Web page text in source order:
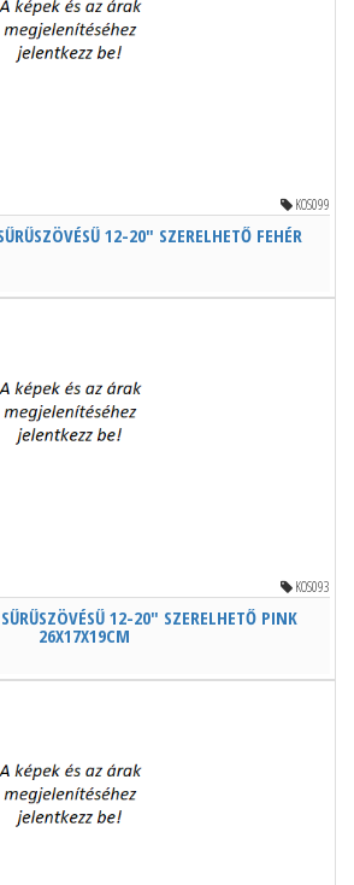
KOS099
12-20" SZERELHETŐ FEHÉR
KOS093
12-20" SZERELHETŐ PINK
26X17X19CM